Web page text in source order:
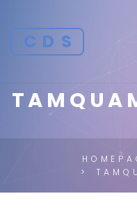
CDS